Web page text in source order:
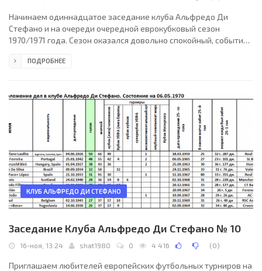
Начинаем одиннадцатое заседание клуба Альфредо Ди
Стефано и на очереди очередной еврокубковый сезон
1970/1971 года. Сезон оказался довольно спокойный, событий
событием стал выход на первое место португальца Эйсебио.
впереди практически вокруг его одного. Не мудрено, что
являясь ударной силой такого клуба как Бенфика, Эйсебио
ПОДРОБНЕЕ
КЛУБ АЛЬФРЕДО ДИ СТЕФАНО
Заседание Клуба Альфредо Ди Стефано № 10
16-ноя, 13:24 shat1980 0 4 416 (0)
Приглашаем любителей европейских футбольных турниров на